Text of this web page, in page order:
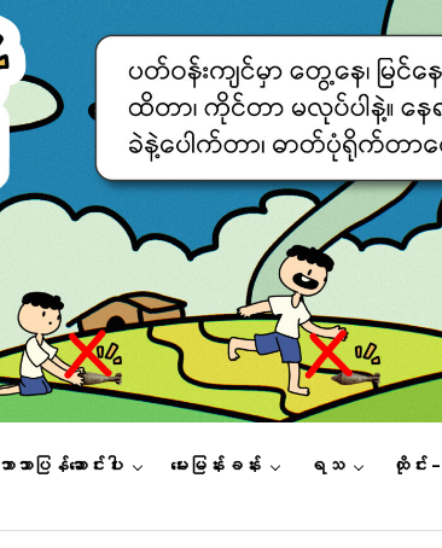
ဘာသာပြန်ဆောင်းပါး မေးမြန်းခန်း ရသ ထိုင်း –